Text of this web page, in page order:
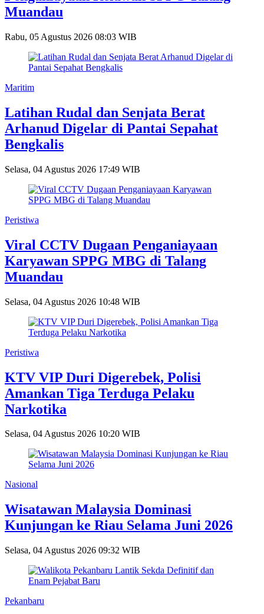
Muandau
Rabu, 05 Agustus 2026 08:03 WIB
Maritim
Latihan Rudal dan Senjata Berat
Arhanud Digelar di Pantai Sepahat
Bengkalis
Selasa, 04 Agustus 2026 17:49 WIB
Peristiwa
Viral CCTV Dugaan Penganiayaan
Karyawan SPPG MBG di Talang
Muandau
Selasa, 04 Agustus 2026 10:48 WIB
Peristiwa
KTV VIP Duri Digerebek, Polisi
Amankan Tiga Terduga Pelaku
Narkotika
Selasa, 04 Agustus 2026 10:20 WIB
Nasional
Wisatawan Malaysia Dominasi
Kunjungan ke Riau Selama Juni 2026
Selasa, 04 Agustus 2026 09:32 WIB
Pekanbaru